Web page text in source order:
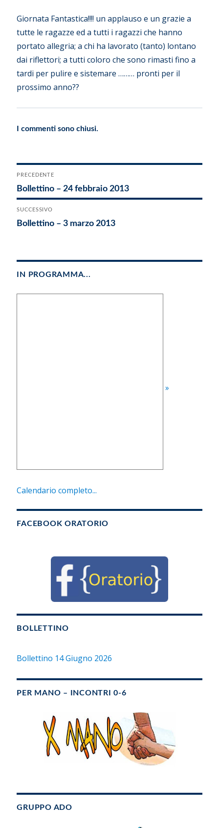
Giornata Fantastica!!!! un applauso e un grazie a
tutte le ragazze ed a tutti i ragazzi che hanno
portato allegria; a chi ha lavorato (tanto) lontano
dai riflettori; a tutti coloro che sono rimasti fino a
tardi per pulire e sistemare ……… pronti per il
prossimo anno??
I commenti sono chiusi.
Navigazione
articoli
PRECEDENTE
Articolo
precedente:
Bollettino – 24 febbraio 2013
SUCCESSIVO
Articolo
Bollettino – 3 marzo 2013
IN PROGRAMMA...
»
Calendario completo...
FACEBOOK ORATORIO
BOLLETTINO
Bollettino 14 Giugno 2026
PER MANO – INCONTRI 0-6
GRUPPO ADO